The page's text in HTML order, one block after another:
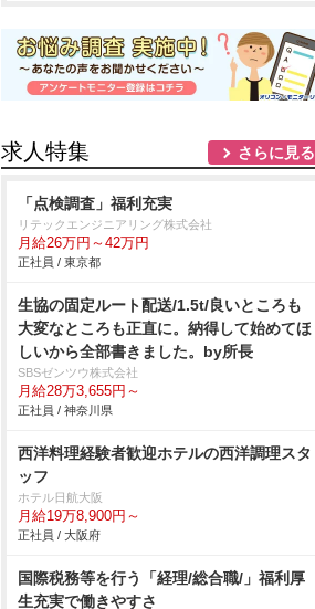
求人特集 さらに見る
「点検調査」福利充実
リテックエンジニアリング株式会社
月給26万円～42万円
正社員 / 東京都
生協の固定ルート配送/1.5t/良いところも
大変なところも正直に。納得して始めてほ
しいから全部書きました。by所長
SBSゼンツウ株式会社
月給28万3,655円～
正社員 / 神奈川県
西洋料理経験者歓迎ホテルの西洋調理スタ
ッフ
ホテル日航大阪
月給19万8,900円～
正社員 / 大阪府
国際税務等を行う「経理/総合職/」福利厚
生充実で働きやすさ